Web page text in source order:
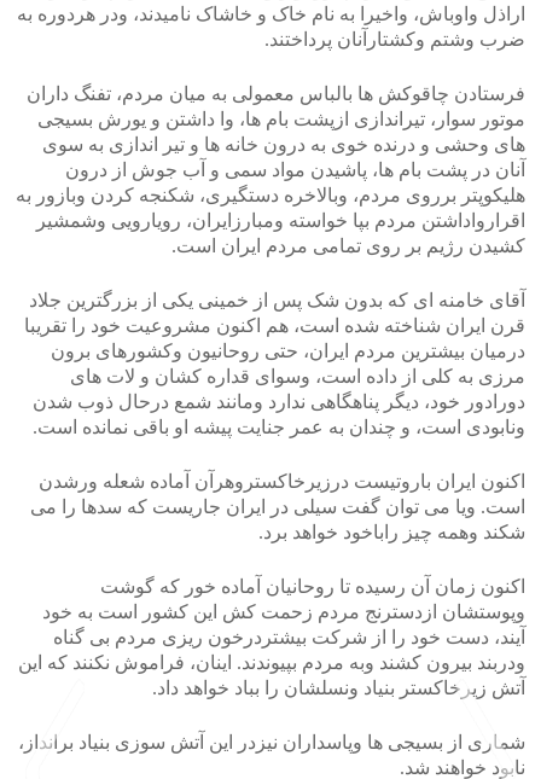
اراذل واوباش، واخیرا به نام خاک و خاشاک نامیدند، ودر هردوره به
ضرب وشتم وکشتارآنان پرداختند.
فرستادن چاقوکش ها بالباس معمولی به میان مردم، تفنگ داران
موتور سوار، تیراندازی ازپشت بام ها، وا داشتن و یورش بسیجی
های وحشی و درنده خوی به درون خانه ها و تیر اندازی به سوی
آنان در پشت بام ها، پاشیدن مواد سمی و آب جوش از درون
هلیکوپتر برروی مردم، وبالاخره دستگیری، شکنجه کردن وبازور به
اقرارواداشتن مردم بپا خواسته ومبارزایران، رویارویی وشمشیر
کشیدن رژیم بر روی تمامی مردم ایران است.
آقای خامنه ای که بدون شک پس از خمینی یکی از بزرگترین جلاد
قرن ایران شناخته شده است، هم اکنون مشروعیت خود را تقریبا
درمیان بیشترین مردم ایران، حتی روحانیون وکشورهای برون
مرزی به کلی از داده است، وسوای قداره کشان و لات های
دورادور خود، دیگر پناهگاهی ندارد ومانند شمع درحال ذوب شدن
ونابودی است، و چندان به عمر جنایت پیشه او باقی نمانده است.
اکنون ایران باروتیست درزیرخاکستروهرآن آماده شعله ورشدن
است. ویا می توان گفت سیلی در ایران جاریست که سدها را می
شکند وهمه چیز راباخود خواهد برد.
اکنون زمان آن رسیده تا روحانیان آماده خور که گوشت
وپوستشان ازدسترنج مردم زحمت کش این کشور است به خود
آیند، دست خود را از شرکت بیشتردرخون ریزی مردم بی گناه
ودربند بیرون کشند وبه مردم بپیوندند. اینان، فراموش نکنند که این
آتش زیرخاکستر بنیاد ونسلشان را بباد خواهد داد.
شماری از بسیجی ها وپاسداران نیزدر این آتش سوزی بنیاد برانداز،
نابود خواهند شد.